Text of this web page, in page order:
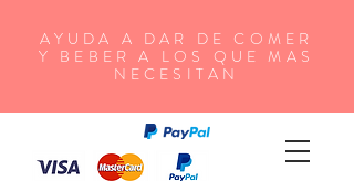
AYUDA A DAR DE COMER
Y BEBER A LOS QUE MAS
NECESITAN